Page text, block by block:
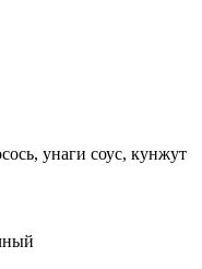
унаги соус, кунжут